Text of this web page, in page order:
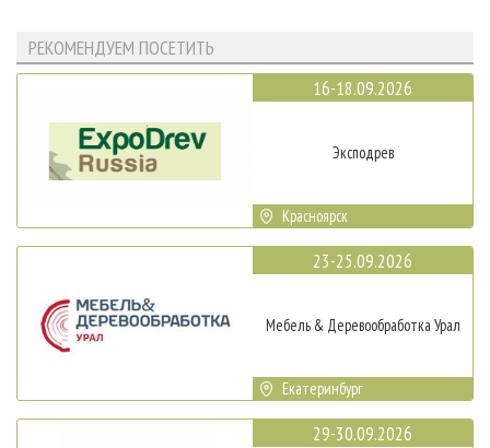
РЕКОМЕНДУЕМ ПОСЕТИТЬ
16-18.09.2026
Эксподрев
Красноярск
23-25.09.2026
Мебель & Деревообработка Урал
Екатеринбург
29-30.09.2026